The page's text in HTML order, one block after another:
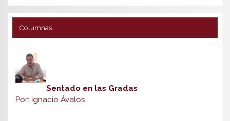
Columnas
Sentado en las Gradas
Por: Ignacio Ávalos